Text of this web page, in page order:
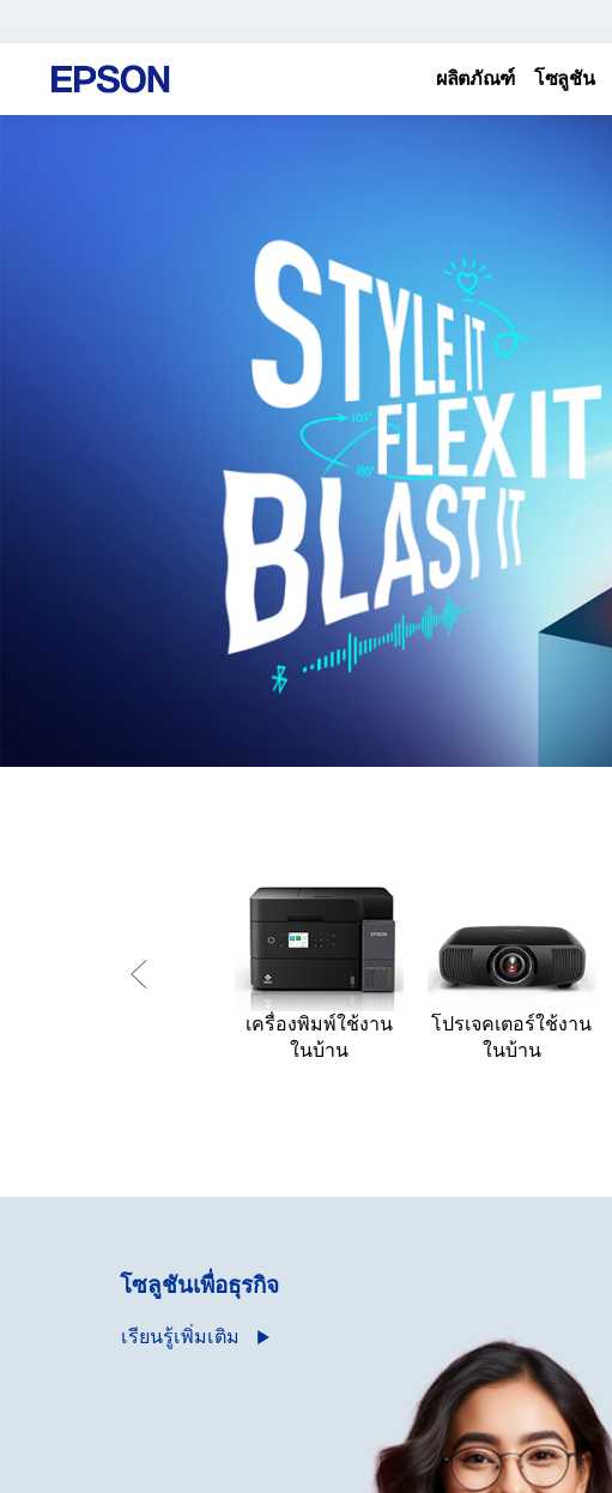
ผลิตภัณฑ์ โซลูชัน
เครื่องพิมพ์ใช้งาน
ในบ้าน
โปรเจคเตอร์ใช้งาน
ในบ้าน
โซลูชันเพื่อธุรกิจ
เรียนรู้เพิ่มเติม